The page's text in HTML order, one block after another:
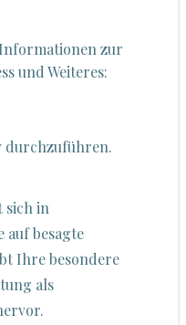
zur
und Weiteres:
durchzuführen.
sich in
auf besagte
Ihre besondere
als